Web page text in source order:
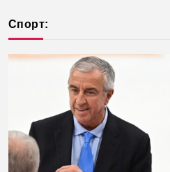
Спорт: